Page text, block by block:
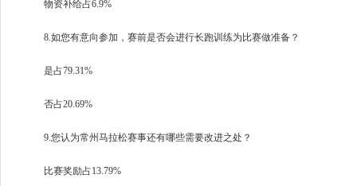
物资补给占6.9%
8.如您有意向参加，赛前是否会进行长跑训练为比赛做准备？
是占79.31%
否占20.69%
9.您认为常州马拉松赛事还有哪些需要改进之处？
比赛奖励占13.79%